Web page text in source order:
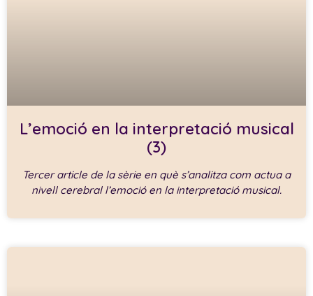
L’emoció en la interpretació musical
(3)
Tercer article de la sèrie en què s’analitza com actua a
nivell cerebral l’emoció en la interpretació musical.